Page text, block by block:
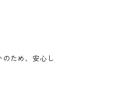
ため、安心し